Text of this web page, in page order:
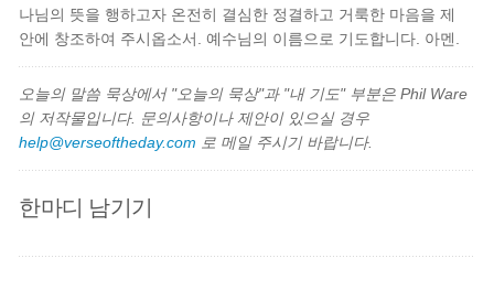
나님의 뜻을 행하고자 온전히 결심한 정결하고 거룩한 마음을 제
안에 창조하여 주시옵소서. 예수님의 이름으로 기도합니다. 아멘.
오늘의 말씀 묵상에서 "오늘의 묵상"과 "내 기도" 부분은 Phil Ware
의 저작물입니다. 문의사항이나 제안이 있으실 경우
help@verseoftheday.com 로 메일 주시기 바랍니다.
한마디 남기기